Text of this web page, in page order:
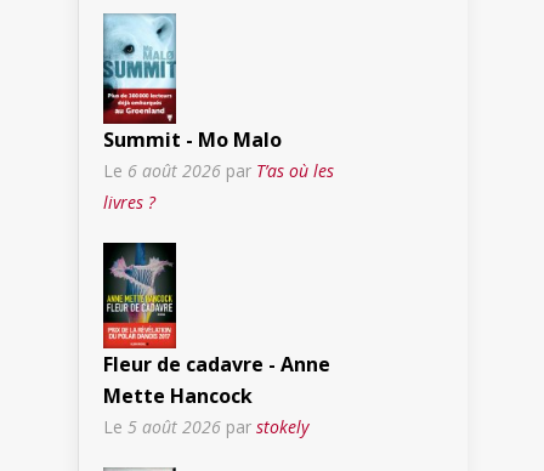
Summit - Mo Malo
Le 6 août 2026 par T’as où les
livres ?
Fleur de cadavre - Anne
Mette Hancock
Le 5 août 2026 par stokely